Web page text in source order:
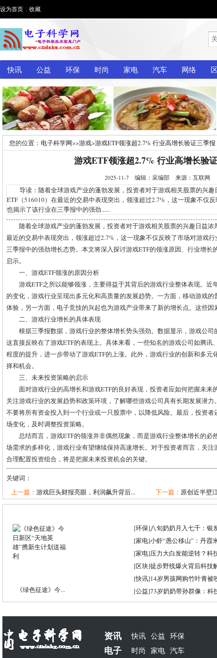
设为首页 收藏
快讯 公益 环保 时尚 家电 汽车 网络
您的位置： 电子科学网>>游戏>游戏ETF领涨超2.7% 行业高增长验证三季报
游戏ETF领涨超2.7% 行业高增长验
2025-11-7 编辑：采编部 来源：互联网
导读：随着全球游戏产业的蓬勃发展，投资者对于游戏相关股票的兴趣
ETF（516010）在最近的交易中表现突出，领涨超过2.7%，这一现象不仅
也揭示了该行业在三季报中的强劲......
随着全球游戏产业的蓬勃发展，投资者对于游戏相关股票的兴趣日益浓
最近的交易中表现突出，领涨超过2.7%，这一现象不仅反映了市场对游戏
三季报中的强劲增长态势。本文将深入探讨游戏ETF的领涨原因、行业增长
启示。
一、游戏ETF领涨的原因分析
游戏ETF之所以能够领涨，主要得益于其背后的游戏行业整体表现。近
的变化，游戏行业呈现出多元化和高质量的发展趋势。一方面，移动游戏
体验，另一方面，电子竞技的兴起也为游戏产业带来了新的增长点。这些
二、游戏行业增长的具体表现
根据三季报数据，游戏行业的整体增长势头强劲。数据显示，游戏公
这直接反映在了游戏ETF的表现上。具体来看，一些知名的游戏公司如腾讯
程度的提升，进一步带动了游戏ETF的上涨。此外，游戏行业的创新和多元
择和机会。
三、未来投资策略的启示
面对游戏行业的高增长和游戏ETF的良好表现，投资者应如何把握未来
关注游戏行业的发展趋势和政策环境，了解哪些游戏公司具有长期发展潜
不要将所有资金投入到一个行业或一只股票中，以降低风险。最后，投资
场变化，及时调整投资策略。
总结而言，游戏ETF的领涨并非偶然现象，而是游戏行业整体增长的必
场需求的多样化，游戏行业有望继续保持高速增长。对于投资者而言，关
合理配置投资组合，将是把握未来投资机会的关键。
关键词：
上一篇： 游戏巨头财报亮眼，利润飙升背后... 下一篇： 原创近半壁
《绿色征途》今...
[环保]八旬奶奶月入七千：银
[家电]小虾“愚公移山”：丹霞
[家电]压力大白发能逆转？科
[区块]徒步野线爆火背后科技
[快讯]14岁男孩网购竹叶青被
[公益]73岁奶奶带孙群像：科
资讯 快讯 公益 环保
电子 时尚 家电 汽车